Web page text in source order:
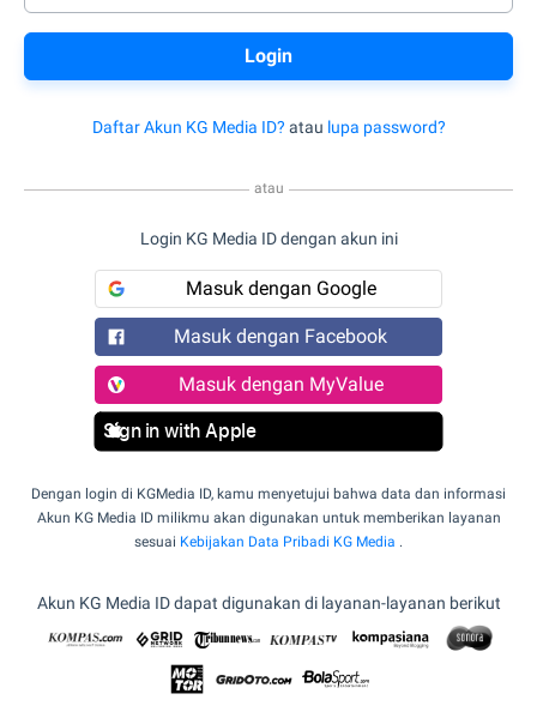
Daftar Akun KG Media ID? atau lupa password?
atau
Login KG Media ID dengan akun ini
Masuk dengan Google
Masuk dengan Facebook
Masuk dengan MyValue
Sign in with Apple
Dengan login di KGMedia ID, kamu menyetujui bahwa data dan informasi
Akun KG Media ID milikmu akan digunakan untuk memberikan layanan
sesuai Kebijakan Data Pribadi KG Media .
Akun KG Media ID dapat digunakan di layanan-layanan berikut